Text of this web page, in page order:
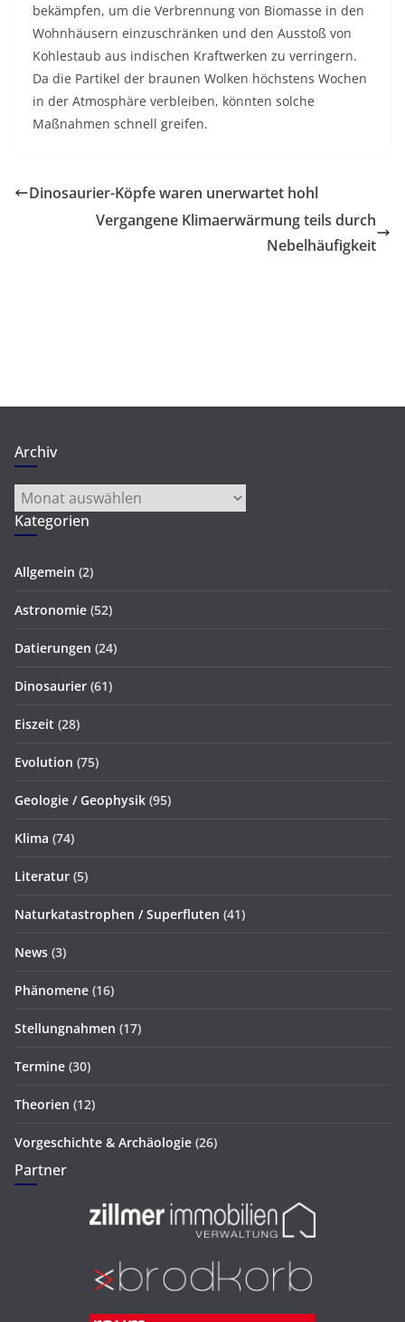
bekämpfen, um die Verbrennung von Biomasse in den
Wohnhäusern einzuschränken und den Ausstoß von
Kohlestaub aus indischen Kraftwerken zu verringern.
Da die Partikel der braunen Wolken höchstens Wochen
in der Atmosphäre verbleiben, könnten solche
Maßnahmen schnell greifen.
Dinosaurier-Köpfe waren unerwartet hohl
Vergangene Klimaerwärmung teils durch
Nebelhäufigkeit
Archiv
Archiv
Kategorien
Allgemein (2)
Astronomie (52)
Datierungen (24)
Dinosaurier (61)
Eiszeit (28)
Evolution (75)
Geologie / Geophysik (95)
Klima (74)
Literatur (5)
Naturkatastrophen / Superfluten (41)
News (3)
Phänomene (16)
Stellungnahmen (17)
Termine (30)
Theorien (12)
Vorgeschichte & Archäologie (26)
Partner